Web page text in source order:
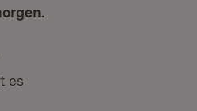
in neuem Fenster)
es